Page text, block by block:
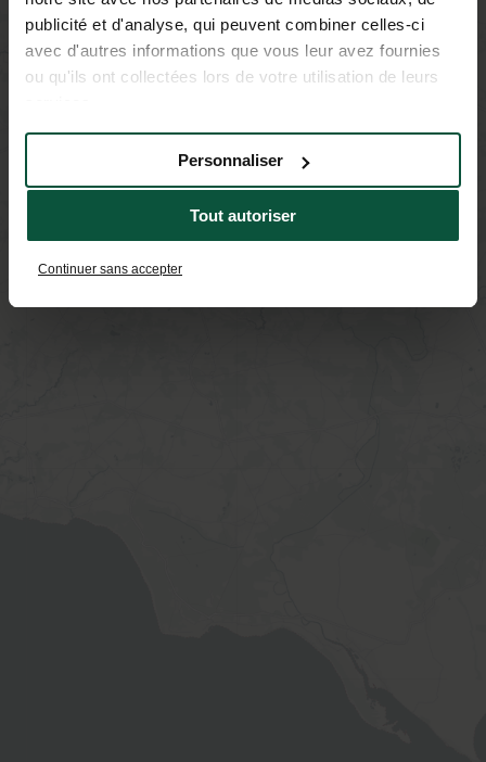
publicité et d'analyse, qui peuvent combiner celles-ci
avec d'autres informations que vous leur avez fournies
ou qu'ils ont collectées lors de votre utilisation de leurs
Tout autoriser
Personnaliser
Continuer sans accepter